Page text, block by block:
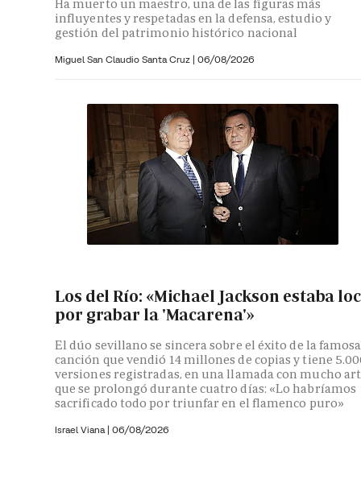
Ha muerto un maestro, una de las figuras más
influyentes y respetadas en la defensa, estudio y
gestión del patrimonio histórico nacional
Miguel San Claudio Santa Cruz | 06/08/2026
Los del Río: «Michael Jackson estaba
por grabar la 'Macarena'»
El dúo sevillano se sincera sobre el éxito de la famosa
canción que vendió 14 millones de copias y tiene
versiones registradas, en una llamada con mucho
que se prolongó durante cuatro días: «Lo habríamos
sacrificado todo por triunfar en el flamenco puro»
Israel Viana | 06/08/2026